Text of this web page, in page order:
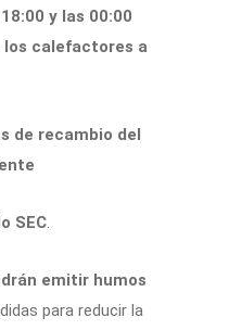
18:00 y las 00:00
calefactores a
de recambio del
SEC.
emitir humos
para reducir la